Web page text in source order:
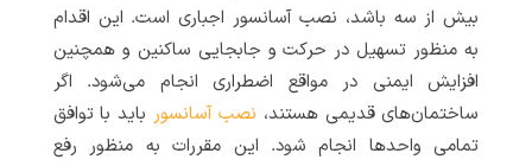
بیش از سه باشد، نصب آسانسور اجباری است. این اقدام
به منظور تسهیل در حرکت و جابجایی ساکنین و همچنین
افزایش ایمنی در مواقع اضطراری انجام می‌شود. اگر
ساختمان‌های قدیمی هستند، نصب آسانسور باید با توافق
تمامی واحدها انجام شود. این مقررات به منظور رفع